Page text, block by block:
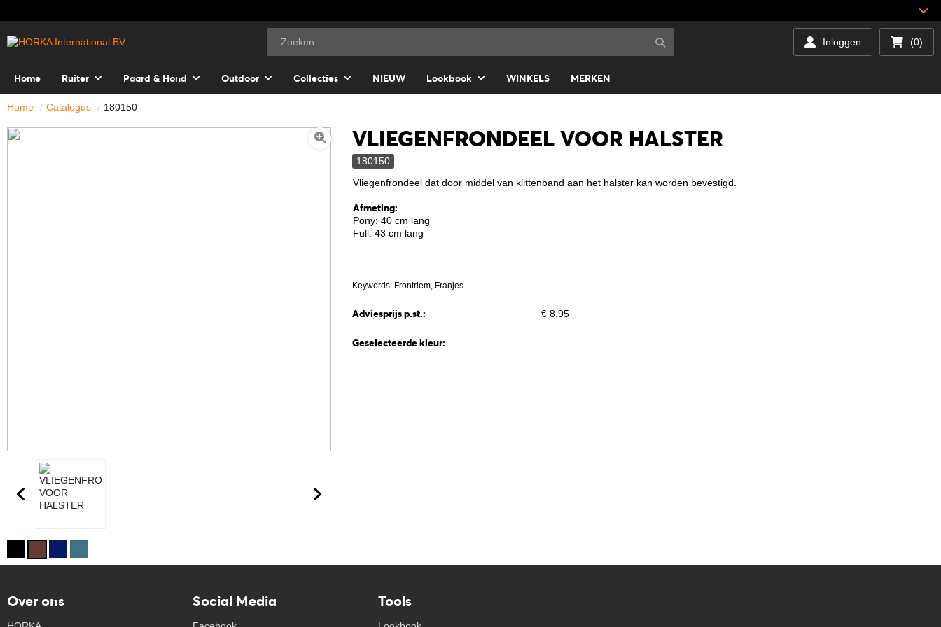
Inloggen (0)
Home Ruiter Paard & Hond Outdoor Collecties NIEUW Lookbook WINKELS MERKEN
Home Catalogus 180150
VLIEGENFRONDEEL VOOR HALSTER
180150
Vliegenfrondeel dat door middel van klittenband aan het halster kan worden bevestigd.
Afmeting:
Pony: 40 cm lang
Full: 43 cm lang
Keywords: Frontriem, Franjes
Adviesprijs p.st.: € 8,95
Geselecteerde kleur:
Over ons Social Media Tools